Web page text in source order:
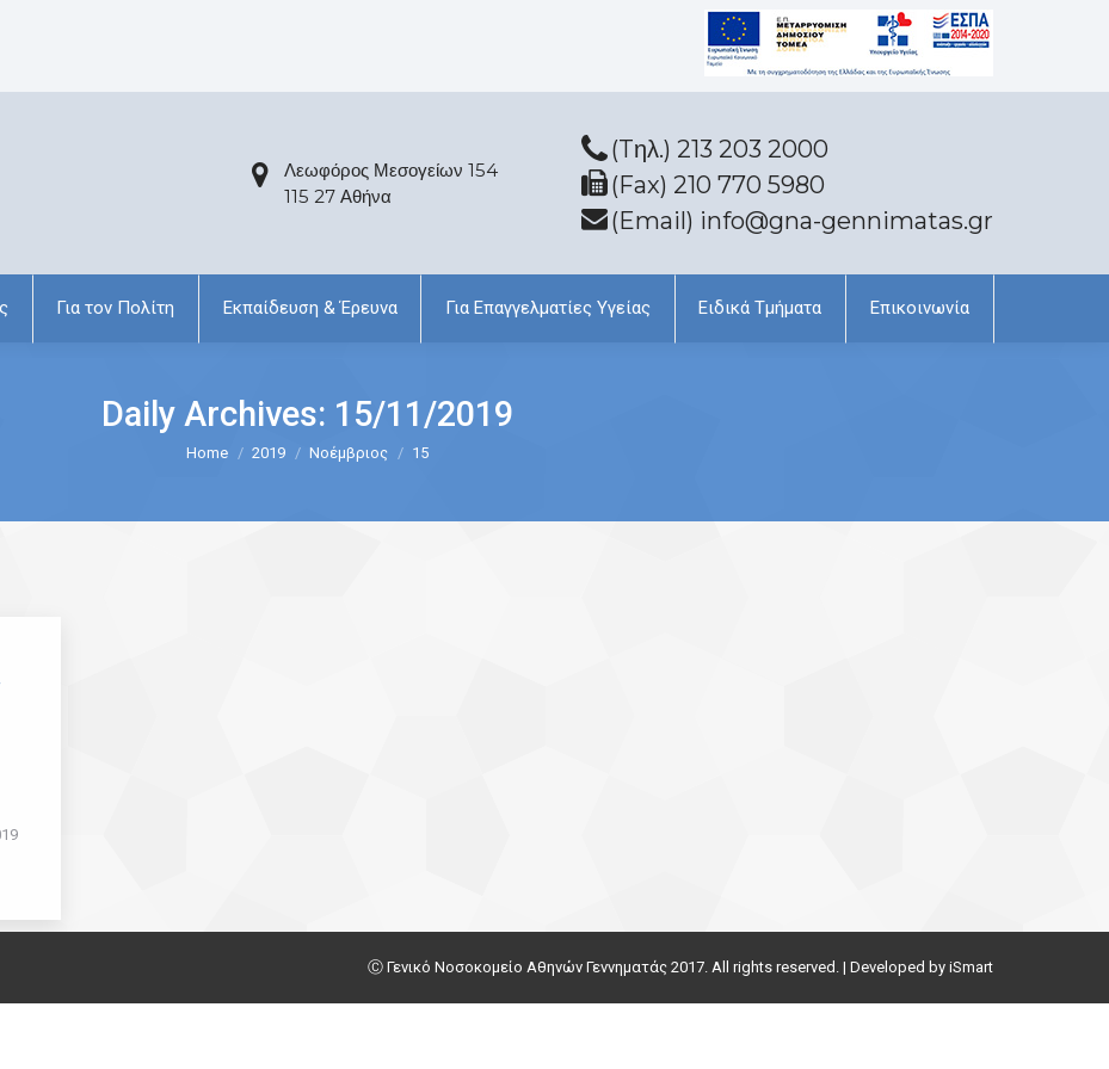
Λεωφόρος Μεσογείων 154
115 27 Αθήνα
(Tηλ.) 213 203 2000
(Fax) 210 770 5980
(Email) info@gna-gennimatas.gr
Για τον Πολίτη Εκπαίδευση & Έρευνα Για Επαγγελματίες Υγείας Ειδικά Τμήματα Επικοινωνία
Daily Archives: 15/11/2019
Home 2019 Νοέμβριος 15
Ⓒ Γενικό Νοσοκομείο Αθηνών Γεννηματάς 2017. All rights reserved. | Developed by iSmart